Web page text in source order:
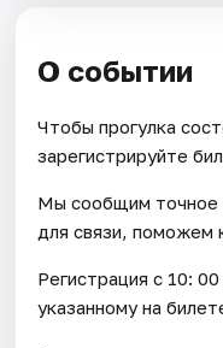
О событии
Чтобы прогулка
зарегистрируйте
Мы сообщим точное
для связи, поможем
Регистрация с 10:
указанному на